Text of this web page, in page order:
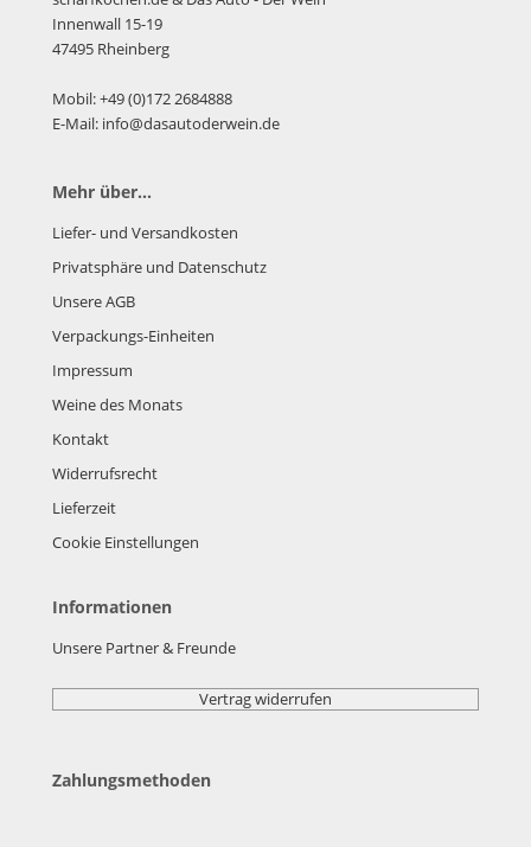
Innenwall 15-19
47495 Rheinberg
Mobil: +49 (0)172 2684888
E-Mail: info@dasautoderwein.de
Mehr über...
Liefer- und Versandkosten
Privatsphäre und Datenschutz
Unsere AGB
Verpackungs-Einheiten
Impressum
Weine des Monats
Kontakt
Widerrufsrecht
Lieferzeit
Cookie Einstellungen
Informationen
Unsere Partner & Freunde
Vertrag widerrufen
Zahlungsmethoden